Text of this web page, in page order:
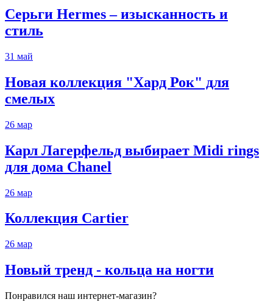
Серьги Hermes – изысканность и
стиль
31 май
Новая коллекция "Хард Рок" для
смелых
26 мар
Карл Лагерфельд выбирает Midi rings
для дома Chanel
26 мар
Коллекция Cartier
26 мар
Новый тренд - кольца на ногти
Понравился наш интернет-магазин?